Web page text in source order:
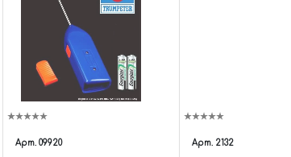
Арт. 09920 Арт. 2132